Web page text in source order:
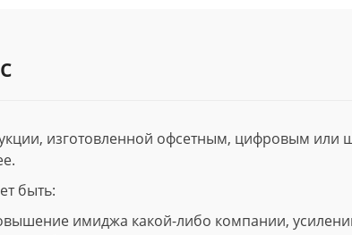
изготовленной офсетным, цифровым
быть:
имиджа какой-либо компании,